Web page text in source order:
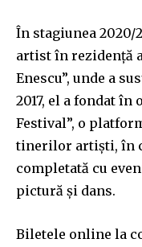
I've read and accept
32,111
Cititori
În stagiunea 2020/
artist în rezidenţă
Enescu”, unde a
2017, el a fondat în
Festival”, o
tinerilor artişti, în
completată cu
pictură şi dans.
Biletele online la